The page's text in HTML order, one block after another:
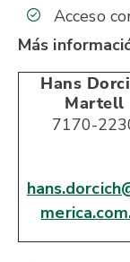
Acceso
Más
Hans
Martell
7170-